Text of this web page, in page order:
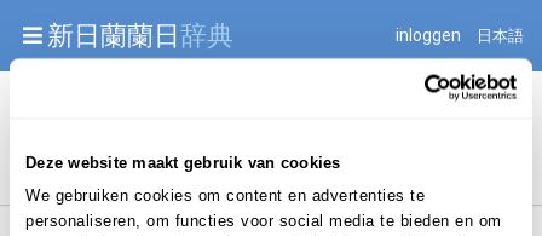
Deze website maakt gebruik van cookies
We gebruiken cookies om content en advertenties te
personaliseren, om functies voor social media te bieden en om
Warning: Undefined array key "jnnjuid" in
/mnt/web216/d2/76/52236976/htdocs/jnnj-prod/search.php
新日蘭蘭日辞典 inloggen 日本語